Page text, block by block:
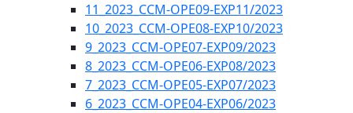
11_2023_CCM-OPE09-EXP11/2023
10_2023_CCM-OPE08-EXP10/2023
9_2023_CCM-OPE07-EXP09/2023
8_2023_CCM-OPE06-EXP08/2023
7_2023_CCM-OPE05-EXP07/2023
6_2023_CCM-OPE04-EXP06/2023